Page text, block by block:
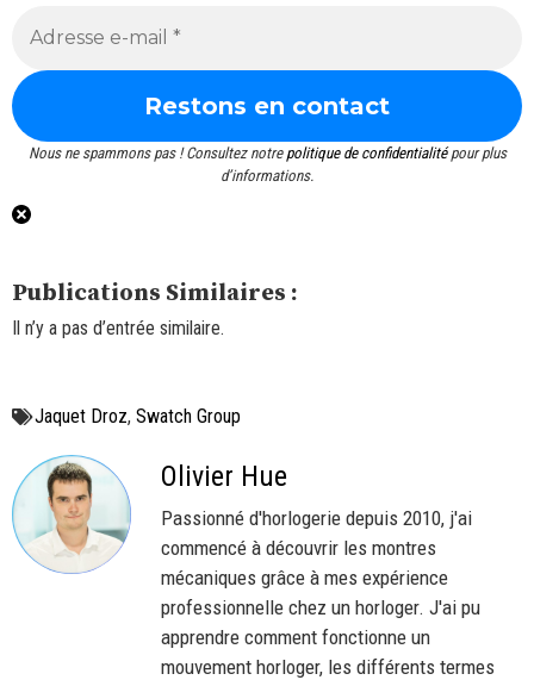
Nous ne spammons pas ! Consultez notre politique de confidentialitépour plus
d’informations.
Publications Similaires :
Il n’y a pas d’entrée similaire.
Jaquet Droz, Swatch Group
Olivier Hue
Passionné d'horlogerie depuis 2010, j'ai
commencé à découvrir les montres
mécaniques grâce à mes expérience
professionnelle chez un horloger. J'ai pu
apprendre comment fonctionne un
mouvement horloger, les différents termes